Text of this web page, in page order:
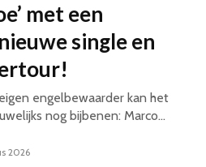
met een
single en
engelbewaarder kan het
nog bijbenen: Marco...
2026